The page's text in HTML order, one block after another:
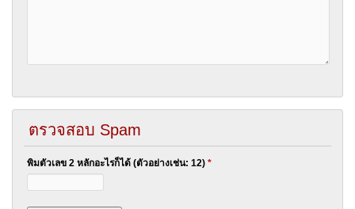
ตรวจสอบ Spam
พิมตัวเลข 2 หลักอะไรก็ได้ (ตัวอย่างเช่น: 12) *